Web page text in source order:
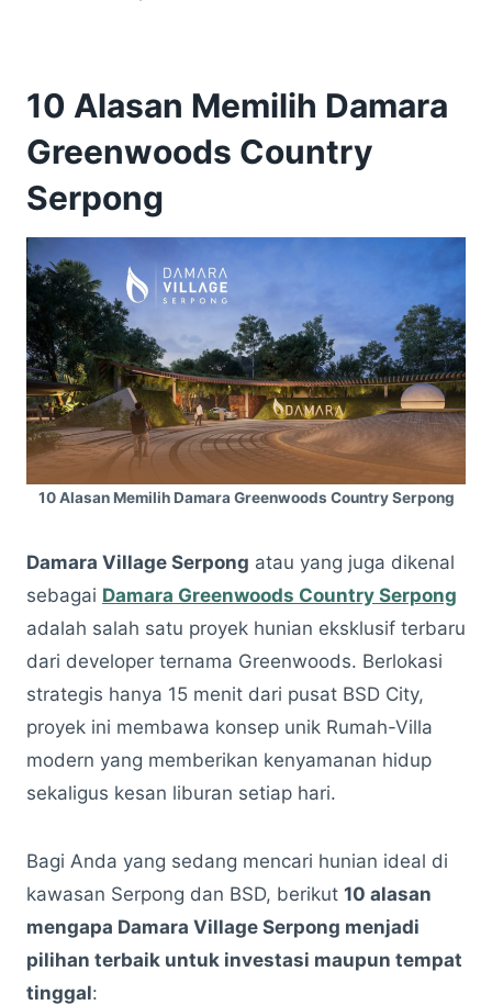
10 Alasan Memilih Damara
Greenwoods Country
Serpong
10 Alasan Memilih Damara Greenwoods Country Serpong
Damara Village Serpong atau yang juga dikenal
sebagai Damara Greenwoods Country Serpong
adalah salah satu proyek hunian eksklusif terbaru
dari developer ternama Greenwoods. Berlokasi
strategis hanya 15 menit dari pusat BSD City,
proyek ini membawa konsep unik Rumah-Villa
modern yang memberikan kenyamanan hidup
sekaligus kesan liburan setiap hari.
Bagi Anda yang sedang mencari hunian ideal di
kawasan Serpong dan BSD, berikut 10 alasan
mengapa Damara Village Serpong menjadi
pilihan terbaik untuk investasi maupun tempat
tinggal: